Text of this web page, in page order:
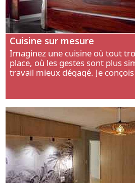
Cuisine sur mesure
Imaginez une cuisine où tout
place, où les gestes sont plus
travail mieux dégagé. Je
aménagement adapté à votre